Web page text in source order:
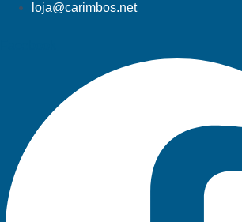
loja@carimbos.net